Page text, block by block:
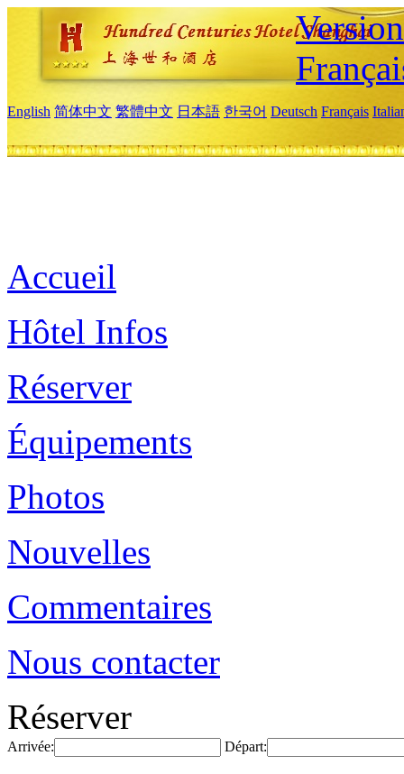
English 简体中文 繁體中文 日本語 한국어 Deutsch Français
Accueil
Hôtel Infos
Réserver
Équipements
Photos
Nouvelles
Commentaires
Nous contacter
Réserver
Arrivée: Départ: